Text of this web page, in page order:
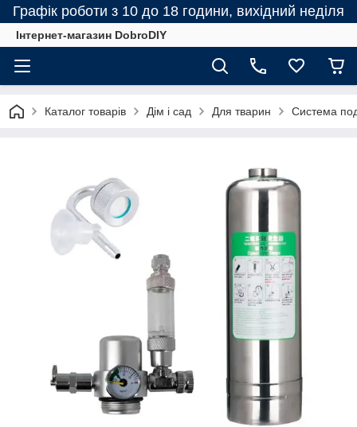
Графік роботи з 10 до 18 години, вихідний неділя
Інтернет-магазин DobroDIY
Каталог товарів Дім і сад Для тварин Система